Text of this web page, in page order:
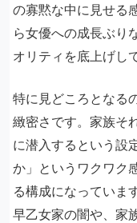
の寡黙な中に見せる
ら女優への成長ぶり
オリティを底上げし
特に見どころとなる
緻密さです。家族そ
に潜入するという設
か」というワクワク
る構成になっていま
早乙女家の闇や、家